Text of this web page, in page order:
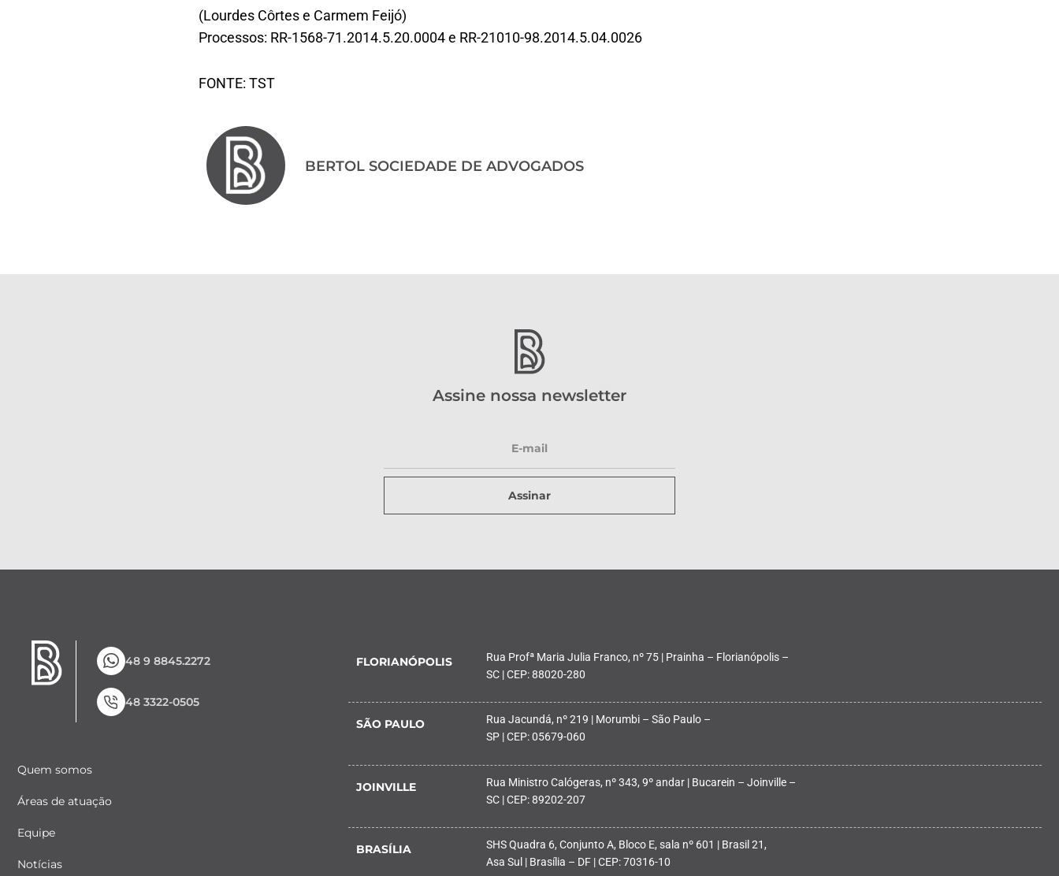
(Lourdes Côrtes e Carmem Feijó)
Processos: RR-1568-71.2014.5.20.0004 e RR-21010-98.2014.5.04.0026
FONTE: TST
BERTOL SOCIEDADE DE ADVOGADOS
Assine nossa newsletter
Assinar
48 9 8845.2272
48 3322-0505
Quem somos
Áreas de atuação
Equipe
Notícias
FLORIANÓPOLIS
Rua Profª Maria Julia Franco, nº 75 | Prainha – Florianópolis –
SC | CEP: 88020-280
SÃO PAULO
Rua Jacundá, nº 219 | Morumbi – São Paulo –
SP | CEP: 05679-060
JOINVILLE
Rua Ministro Calógeras, nº 343, 9º andar | Bucarein – Joinville –
SC | CEP: 89202-207
BRASÍLIA
SHS Quadra 6, Conjunto A, Bloco E, sala nº 601 | Brasil 21,
Asa Sul | Brasília – DF | CEP: 70316-10